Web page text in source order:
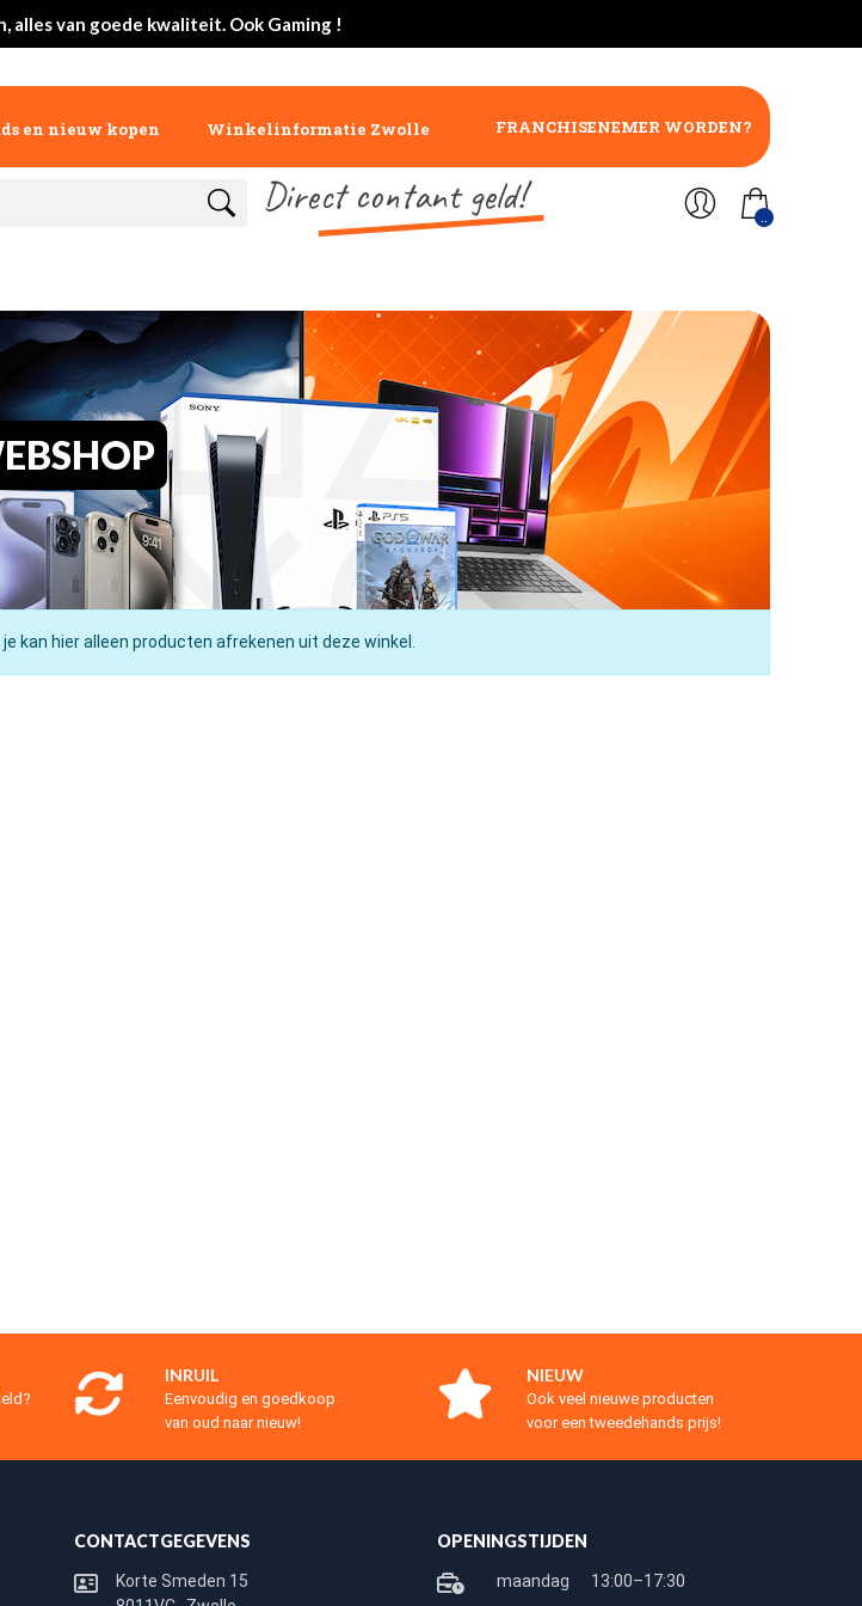
alles van goede kwaliteit. Ook Gaming !
en nieuw kopen Winkelinformatie Zwolle FRANCHISENEMER WORDEN?
Direct contant geld! ..
kan hier alleen producten afrekenen uit deze winkel.
INRUIL
Eenvoudig en goedkoop
van oud naar nieuw!
NIEUW
Ook veel nieuwe producten
voor een tweedehands prijs!
CONTACTGEGEVENS
Korte Smeden 15
OPENINGSTIJDEN
maandag 13:00–17:30